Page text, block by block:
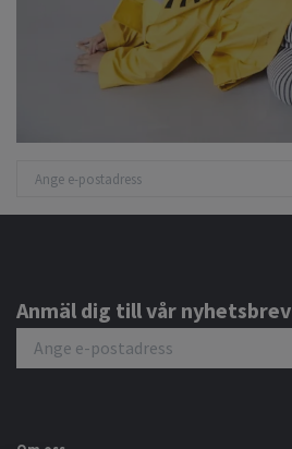
Anmäl dig till vår nyhetsbrev